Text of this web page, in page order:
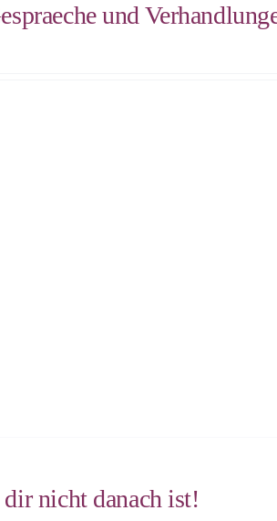
und
nicht danach ist!